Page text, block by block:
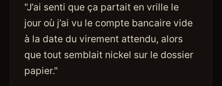
"J’ai senti que ça partait en vrille le
jour où j’ai vu le compte bancaire vide
à la date du virement attendu, alors
que tout semblait nickel sur le dossier
papier."